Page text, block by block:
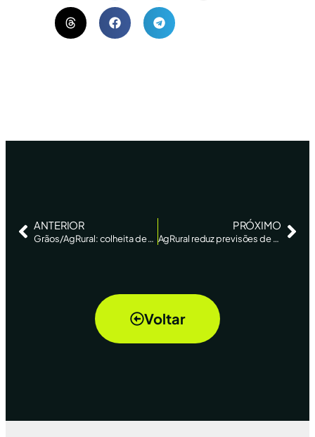
ANTERIOR
Grãos/AgRural: colheita de soja da safra 2022/23 começa em Mato Grosso, mas umidade limita ritmo – AgEstado
PRÓXIMO
AgRural reduz previsões de safras de soja e milho do Rio Grande do Sul – Reuters News
Voltar